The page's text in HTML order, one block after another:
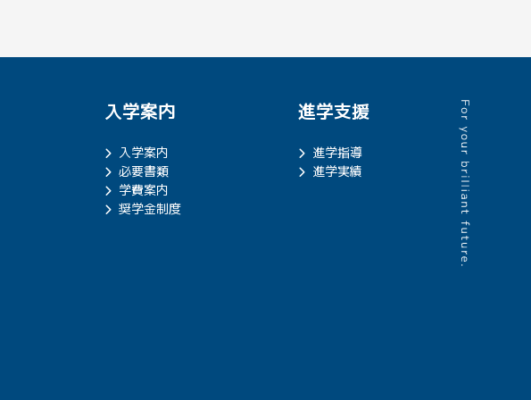
入学案内
入学案内
必要書類
学費案内
奨学金制度
進学支援
進学指導
進学実績